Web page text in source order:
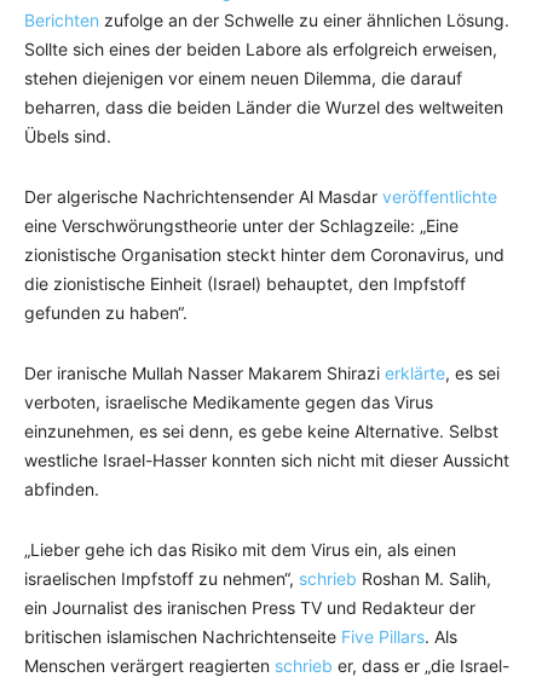
Berichten zufolge an der Schwelle zu einer ähnlichen Lösung.
Sollte sich eines der beiden Labore als erfolgreich erweisen,
stehen diejenigen vor einem neuen Dilemma, die darauf
beharren, dass die beiden Länder die Wurzel des weltweiten
Übels sind.
Der algerische Nachrichtensender Al Masdar veröffentlichte
eine Verschwörungstheorie unter der Schlagzeile: „Eine
zionistische Organisation steckt hinter dem Coronavirus, und
die zionistische Einheit (Israel) behauptet, den Impfstoff
gefunden zu haben“.
Der iranische Mullah Nasser Makarem Shirazi erklärte, es sei
verboten, israelische Medikamente gegen das Virus
einzunehmen, es sei denn, es gebe keine Alternative. Selbst
westliche Israel-Hasser konnten sich nicht mit dieser Aussicht
abfinden.
„Lieber gehe ich das Risiko mit dem Virus ein, als einen
israelischen Impfstoff zu nehmen“, schrieb Roshan M. Salih,
ein Journalist des iranischen Press TV und Redakteur der
britischen islamischen Nachrichtenseite Five Pillars. Als
Menschen verärgert reagierten schrieb er, dass er „die Israel-